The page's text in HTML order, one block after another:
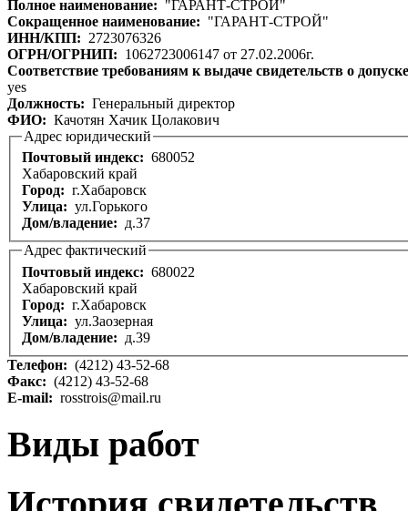
Полное наименование: "ГАРАНТ-СТРОЙ"
Сокращенное наименование: "ГАРАНТ-СТРОЙ"
ИНН/КПП: 2723076326
ОГРН/ОГРНИП: 1062723006147 от 27.02.2006г.
Соответствие требованиям к выдаче свидетельств о
yes
Должность: Генеральный директор
ФИО: Качотян Хачик Цолакович
Адрес юридический
Почтовый индекс: 680052
Хабаровский край
Город: г.Хабаровск
Улица: ул.Горького
Дом/владение: д.37
Адрес фактический
Почтовый индекс: 680022
Хабаровский край
Город: г.Хабаровск
Улица: ул.Заозерная
Дом/владение: д.39
Телефон: (4212) 43-52-68
Факс: (4212) 43-52-68
E-mail: rosstrois@mail.ru
Виды работ